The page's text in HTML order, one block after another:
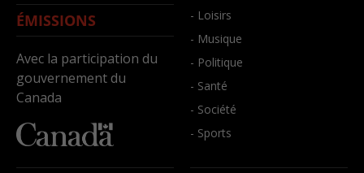
ÉMISSIONS
Avec la participation du
gouvernement du
Canada
- Loisirs
- Musique
- Politique
- Santé
- Société
- Sports